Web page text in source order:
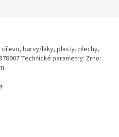
barvy/laky, plasty, plechy,
Technické parametry: Zrno: